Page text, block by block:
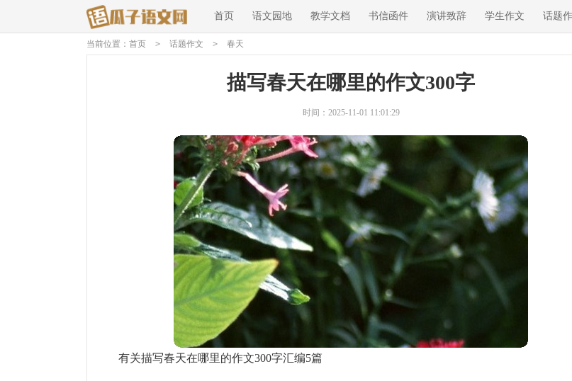
首页 语文园地 教学文档 书信函件 演讲致辞 学生作文 话题
当前位置： 首页 > 话题作文 > 春天
描写春天在哪里的作文300字
时间：2025-11-01 11:01:29
有关描写春天在哪里的作文300字汇编5篇